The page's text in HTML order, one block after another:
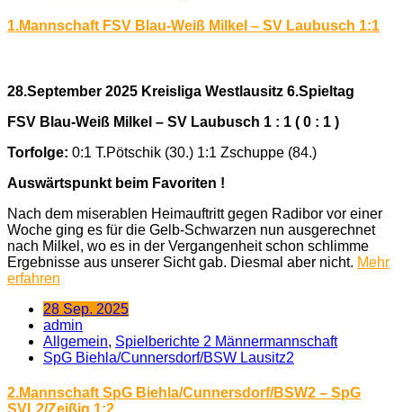
1.Mannschaft FSV Blau-Weiß Milkel – SV Laubusch 1:1
28.September 2025 Kreisliga Westlausitz 6.Spieltag
FSV Blau-Weiß Milkel – SV Laubusch 1 : 1 ( 0 : 1 )
Torfolge: 0:1 T.Pötschik (30.) 1:1 Zschuppe (84.)
Auswärtspunkt beim Favoriten !
Nach dem miserablen Heimauftritt gegen Radibor vor einer
Woche ging es für die Gelb-Schwarzen nun ausgerechnet
nach Milkel, wo es in der Vergangenheit schon schlimme
Ergebnisse aus unserer Sicht gab. Diesmal aber nicht. Mehr
erfahren
28 Sep. 2025
admin
Allgemein, Spielberichte 2 Männermannschaft
SpG Biehla/Cunnersdorf/BSW Lausitz2
2.Mannschaft SpG Biehla/Cunnersdorf/BSW2 – SpG
SVL2/Zeißig 1:2